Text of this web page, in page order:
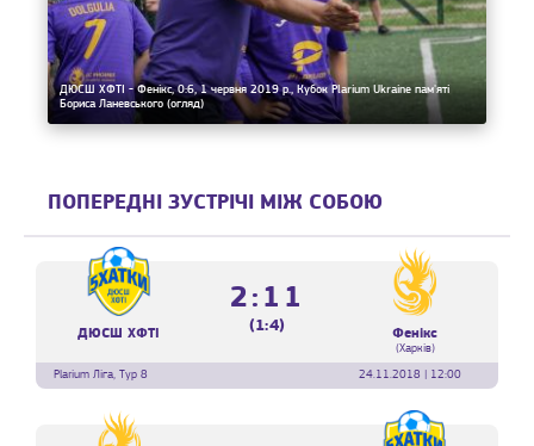
ДЮСШ ХФТІ - Фенікс, 0:6, 1 червня 2019 р., Кубок Plarium Ukraine пам'яті
Бориса Ланевського (огляд)
ПОПЕРЕДНІ ЗУСТРІЧІ МІЖ СОБОЮ
ДЮСШ ХФТІ
2:11
(1:4) Фенікс
(Харків)
Plarium Ліга, Тур 8
24.11.2018 | 12:00